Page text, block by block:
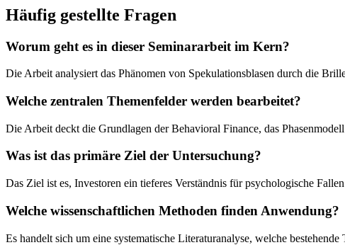
Häufig gestellte Fragen
Worum geht es in dieser Seminararbeit im Kern?
Die Arbeit analysiert das Phänomen von Spekulationsblasen durch die
Welche zentralen Themenfelder werden bearbeitet?
Die Arbeit deckt die Grundlagen der Behavioral Finance, das
Was ist das primäre Ziel der Untersuchung?
Das Ziel ist es, Investoren ein tieferes Verständnis für psychologische
Welche wissenschaftlichen Methoden finden Anwendung?
Es handelt sich um eine systematische Literaturanalyse, welche